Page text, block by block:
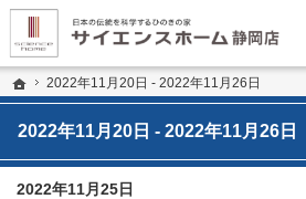
ホーム
2022年11月20日 - 2022年11月26日
2022年11月20日 - 2022年11月26日
プロの目線からご提案。静岡県静岡市の注文住宅
静岡県中部エリアで新築住宅や木造注文住宅を
2022年11月25日